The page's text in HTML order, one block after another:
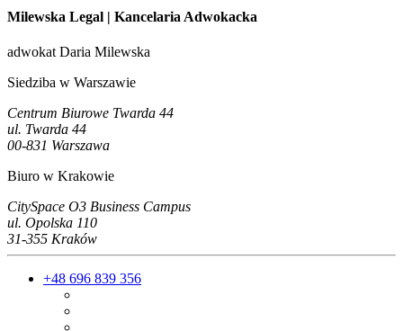
Milewska Legal | Kancelaria Adwokacka
adwokat Daria Milewska
Siedziba w Warszawie
Centrum Biurowe Twarda 44
ul. Twarda 44
00-831 Warszawa
Biuro w Krakowie
CitySpace O3 Business Campus
ul. Opolska 110
31-355 Kraków
+48 696 839 356